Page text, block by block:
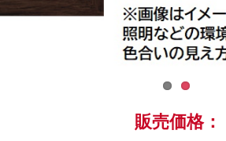
ナムコクラシック
販売価格：